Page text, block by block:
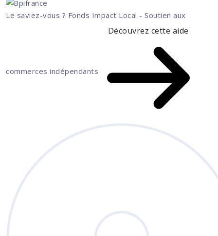
Le saviez-vous ? Fonds Impact Local - Soutien aux
commerces indépendants
Découvrez cette aide